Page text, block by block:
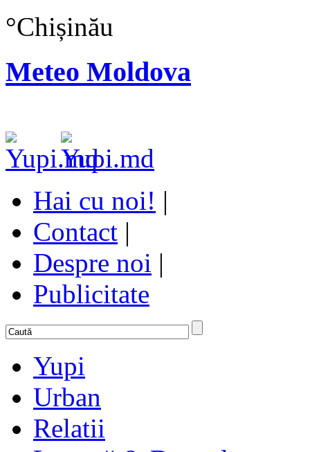
°Chișinău
Meteo Moldova
Hai cu noi! |
Contact |
Despre noi |
Publicitate
Yupi
Urban
Relatii